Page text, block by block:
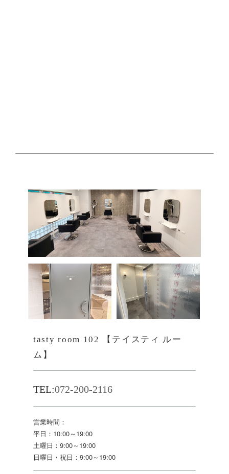
tasty room 102 【テイスティ ルー
ム】
TEL:072-200-2116
営業時間：
平日：10:00～19:00
土曜日：9:00～19:00
日曜日・祝日：9:00～19:00